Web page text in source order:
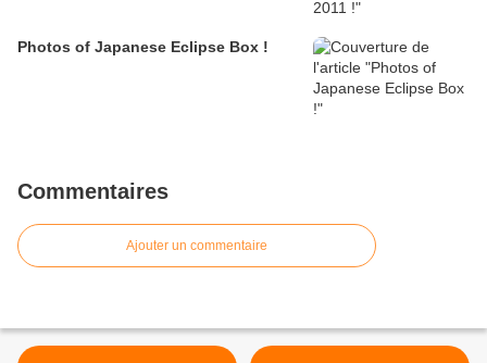
Photos of Japanese Eclipse Box !
Commentaires
Ajouter un commentaire